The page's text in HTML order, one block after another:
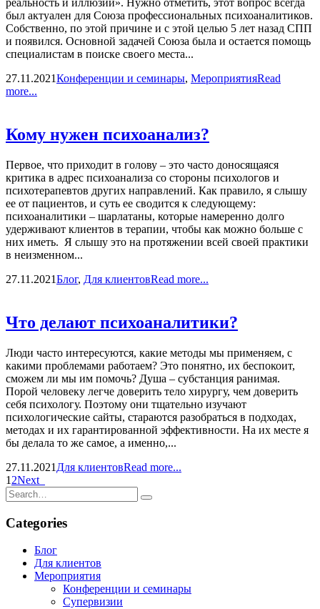
реальность и иллюзии». Нужно отметить, этот вопрос всегда
был актуален для Союза профессиональных психоаналитиков.
Собственно, по этой причине и с этой целью 5 лет назад СПП
и появился. Основной задачей Союза была и остается помощь
специалистам в поиске своего места...
27.11.2021Конференции и семинары, МероприятияRead
more...
Кому нужен психоанализ?
Первое, что приходит в голову – это часто доносящаяся
критика в адрес психоанализа со стороны психологов и
психотерапевтов других направлений. Как правило, я слышу
ее от пациентов, и суть ее сводится к следующему:
психоаналитики – шарлатаны, которые намеренно долго
удерживают клиентов в терапии, чтобы как можно больше с
них иметь. Я слышу это на протяжении всей своей практики
в неизменном...
27.11.2021Блог, Для клиентовRead more...
Что делают психоаналитики?
Люди часто интересуются, какие методы мы применяем, с
какими проблемами работаем? Это понятно, их беспокоит,
сможем ли мы им помочь? Душа – субстанция ранимая.
Порой человеку легче доверить тело хирургу, чем доверить
себя психологу. Поэтому они тщательно изучают
психологические сайты, стараются разобраться в подходах,
методах и их гарантированной эффективности. На их месте я
бы делала то же самое, а именно,...
27.11.2021 Для клиентовRead more...
1 2Next
Categories
Блог
Для клиентов
Мероприятия
Конференции и семинары
Супервизии